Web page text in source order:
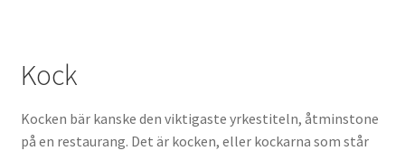
Kock
Kocken bär kanske den viktigaste yrkestiteln, åtminstone
på en restaurang. Det är kocken, eller kockarna som står